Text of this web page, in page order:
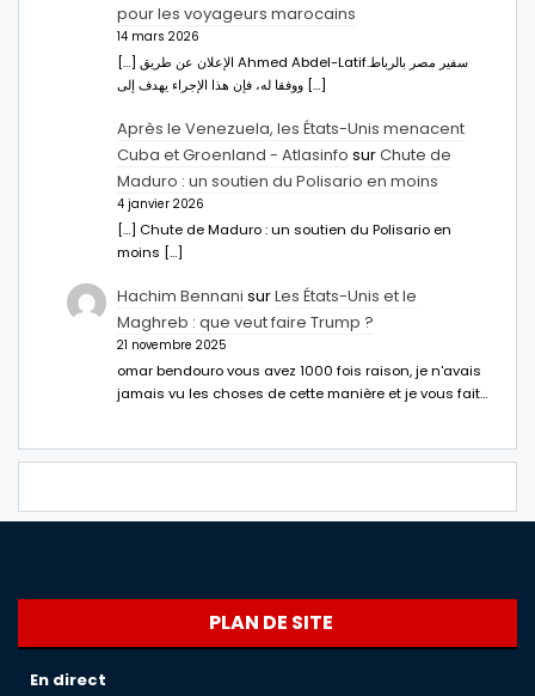
pour les voyageurs marocains
14 mars 2026
[…] الإعلان عن طريق Ahmed Abdel-Latifسفير مصر بالرباط.
ووفقا له، فإن هذا الإجراء يهدف إلى […]
Après le Venezuela, les États-Unis menacent
Cuba et Groenland - Atlasinfo surChute de
Maduro : un soutien du Polisario en moins
4 janvier 2026
[…] Chute de Maduro : un soutien du Polisario en
moins […]
Hachim Bennani surLes États-Unis et le
Maghreb : que veut faire Trump ?
21 novembre 2025
omar bendouro vous avez 1000 fois raison, je n'avais
jamais vu les choses de cette manière et je vous fait…
PLAN DE SITE
En direct